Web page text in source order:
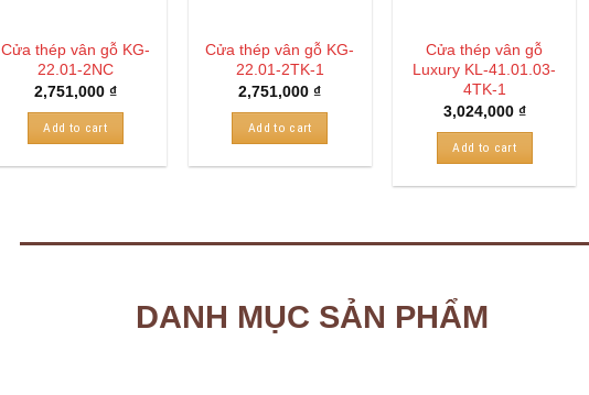
Cửa thép vân gỗ KG-
22.01-2NC
2,751,000 ₫
Add to cart
Cửa thép vân gỗ KG-
22.01-2TK-1
2,751,000₫
Add to cart
Cửa thép vân gỗ
Luxury KL-41.01.03-
4TK-1
3,024,000 ₫
Add to cart
DANH MỤC SẢN PHẨM